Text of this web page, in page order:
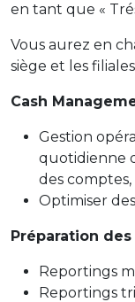
en tant que «
Vous aurez en
siège et les
Cash
Gestion
quotidienne
des
Optimiser
Préparation
Reportings
Reportings